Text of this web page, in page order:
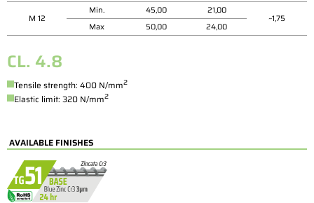
M 12
Min. 45,00 21,00
~1,75
Max 50,00 24,00
CL. 4.8
Tensile strength: 400 N/mm2
Elastic limit: 320 N/mm2
AVAILABLE FINISHES